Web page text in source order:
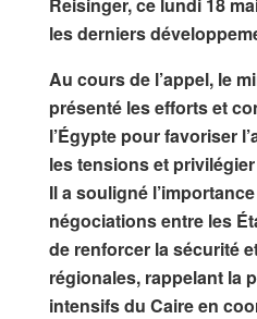
les derniers
Au cours de l’appel, le
présenté les efforts et
l’Égypte pour favoriser
les tensions et
Il a souligné
négociations entre les
de renforcer la sécurité
régionales, rappelant la
intensifs du Caire en